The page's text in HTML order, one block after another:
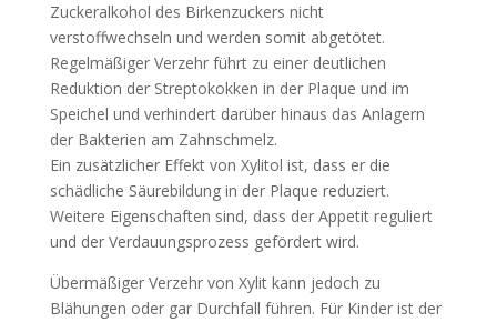
Zuckeralkohol des Birkenzuckers nicht
verstoffwechseln und werden somit abgetötet.
Regelmäßiger Verzehr führt zu einer deutlichen
Reduktion der Streptokokken in der Plaque und im
Speichel und verhindert darüber hinaus das Anlagern
der Bakterien am Zahnschmelz.
Ein zusätzlicher Effekt von Xylitol ist, dass er die
schädliche Säurebildung in der Plaque reduziert.
Weitere Eigenschaften sind, dass der Appetit reguliert
und der Verdauungsprozess gefördert wird.
Übermäßiger Verzehr von Xylit kann jedoch zu
Blähungen oder gar Durchfall führen. Für Kinder ist der